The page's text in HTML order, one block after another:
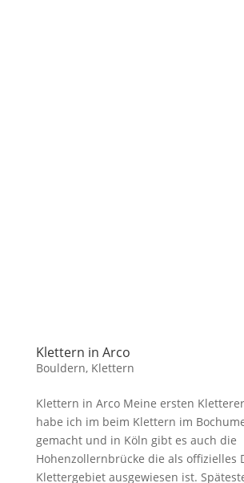
Klettern in Arco
Bouldern, Klettern
Klettern in Arco Meine ersten
habe ich im beim Klettern im
gemacht und in Köln gibt es auch die
Hohenzollernbrücke die als offizielles
Klettergebiet ausgewiesen ist.